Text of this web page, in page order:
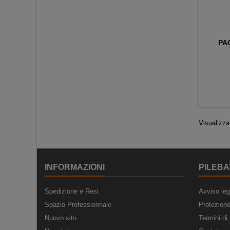
INFORMAZIONI
Spedizione e Resi
Spazio Professionnale
Nuovo sito
Avviso
Termini di